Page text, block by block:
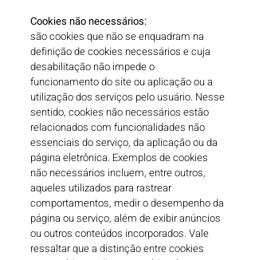
Cookies não necessários:
são cookies que não se enquadram na
definição de cookies necessários e cuja
desabilitação não impede o
funcionamento do site ou aplicação ou a
utilização dos serviços pelo usuário. Nesse
sentido, cookies não necessários estão
relacionados com funcionalidades não
essenciais do serviço, da aplicação ou da
página eletrônica. Exemplos de cookies
não necessários incluem, entre outros,
aqueles utilizados para rastrear
comportamentos, medir o desempenho da
página ou serviço, além de exibir anúncios
ou outros conteúdos incorporados. Vale
ressaltar que a distinção entre cookies